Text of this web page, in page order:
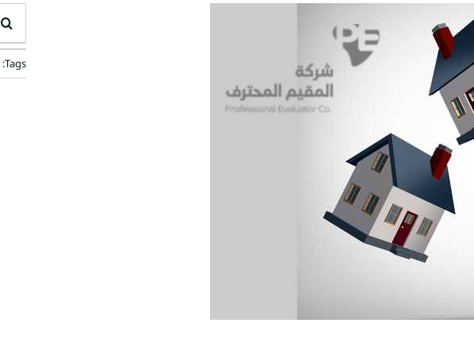
البحث
عن:
Tags: